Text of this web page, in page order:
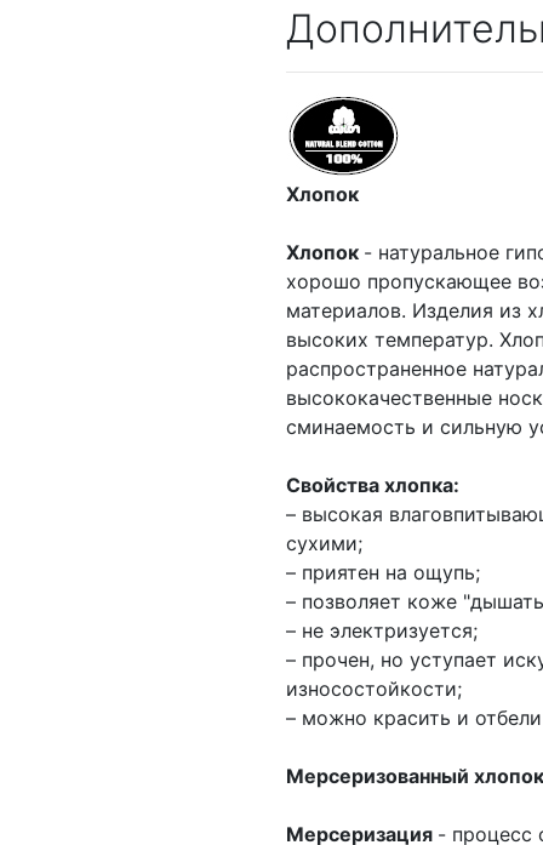
Хлопок
Хлопок - натуральное
хорошо пропускающее
материалов. Изделия из
высоких температур.
распространенное
высококачественные
сминаемость и сильную
Свойства хлопка:
– высокая
сухими;
– приятен на ощупь;
– позволяет коже
– не электризуется;
– прочен, но уступает
износостойкости;
– можно красить и
Мерсеризованный хлопок
Мерсеризация - процесс